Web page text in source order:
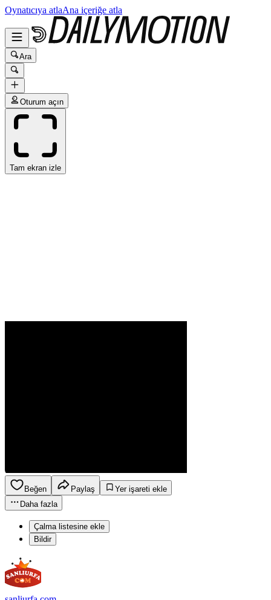
Oynatıcıya atlaAna içeriğe atla
Ara
Oturum açın
Tam ekran izle
Beğen Paylaş
Yer işareti ekle
Daha fazla
Çalma listesine ekle
Bildir